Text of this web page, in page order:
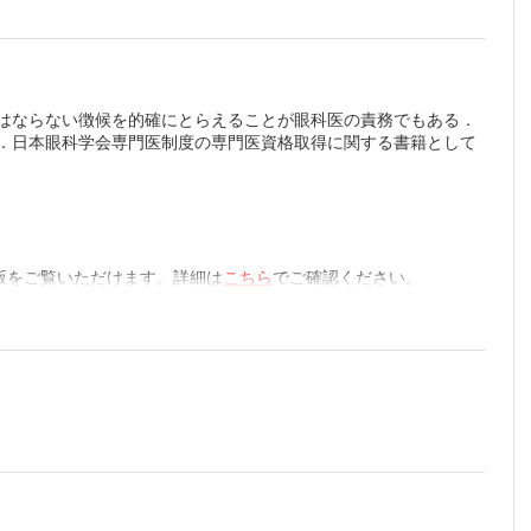
らない徴候を的確にとらえることが眼科医の責務でもある．
本眼科学会専門医制度の専門医資格取得に関する書籍として
ご覧いただけます。詳細は こちらでご確認ください。